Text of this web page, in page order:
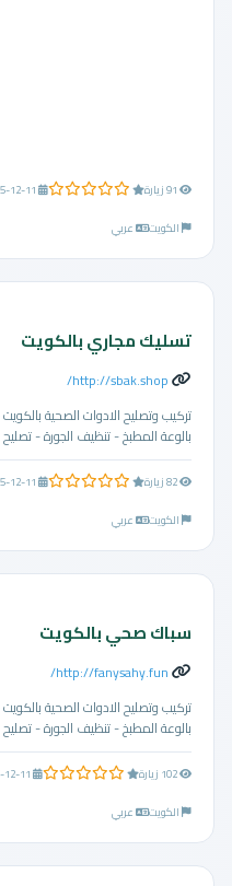
0.0 من 5 نجوم
2025-12-11
الكويت
عربي
تسليك مجاري بالكويت
http://sbak.shop/
تركيب وتصليح الادوات الصحية بالكويت -
بالوعة المطبخ - تنظيف الجورة - تصليح
0.0 من 5 نجوم
2025-12-11
الكويت
عربي
سباك صحي بالكويت
http://fanysahy.fun/
تركيب وتصليح الادوات الصحية بالكويت -
بالوعة المطبخ - تنظيف الجورة - تصليح
0.0 من 5 نجوم
2025-12-11
الكويت
عربي